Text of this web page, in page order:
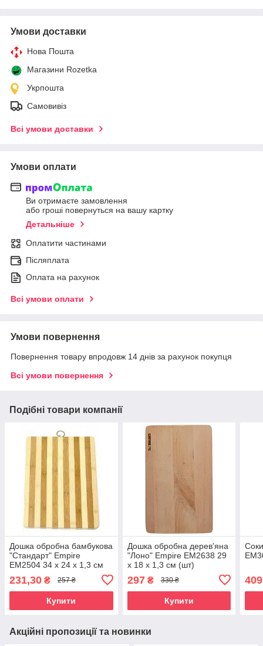
Умови доставки
Нова Пошта
Магазини Rozetka
Укрпошта
Самовивіз
Всі умови доставки
Умови оплати
Ви отримаєте замовлення
або гроші повернуться на вашу картку
Детальніше
Оплатити частинами
Післяплата
Оплата на рахунок
Всі умови оплати
Умови повернення
Повернення товару впродовж 14 днів за рахунок покупця
Всі умови повернення
Подібні товари компанії
Дошка обробна бамбукова
"Стандарт" Empire
EM2504 34 х 24 х 1,3 см
231,30 ₴ 257 ₴
Купити
Дошка обробна дерев'яна
"Лоно" Empire EM2638 29
х 18 х 1,3 см (шт)
297₴ 330 ₴
Купити
Акційні пропозиції та новинки